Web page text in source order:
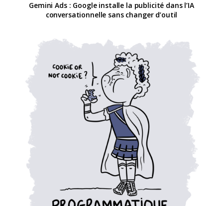
Gemini Ads : Google installe la publicité dans l’IA
conversationnelle sans changer d’outil